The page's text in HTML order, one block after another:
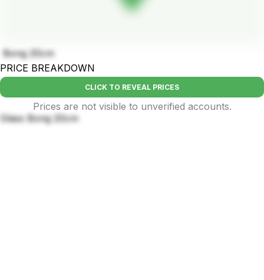
Bong 20cm
PRICE BREAKDOWN
CLICK TO REVEAL PRICES
Prices are not visible to unverified accounts.
Glass Bong 20cm